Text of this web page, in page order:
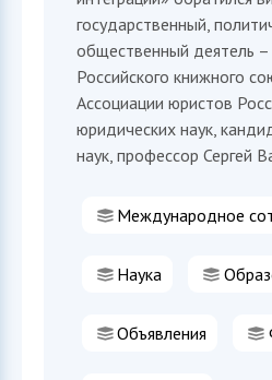
государственный,
общественный деятель –
Российского книжного
Ассоциации юристов
юридических наук,
наук, профессор Сергей
Международное
Наука
Объявления